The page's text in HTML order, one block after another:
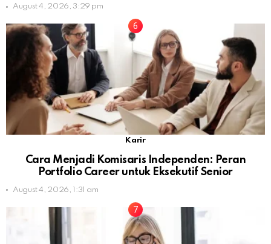
August 4, 2026, 3:29 pm
Karir
Cara Menjadi Komisaris Independen: Peran
Portfolio Career untuk Eksekutif Senior
August 4, 2026, 1:31 am